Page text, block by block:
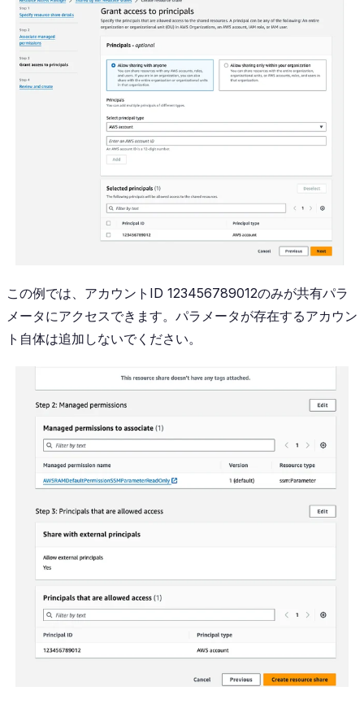
この例では、アカウントID 123456789012のみが共有パラ
メータにアクセスできます。パラメータが存在するアカウン
ト自体は追加しないでください。